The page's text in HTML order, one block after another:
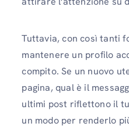
Tuttavia, con così tanti
mantenere un profilo
compito. Se un nuovo
pagina, qual è il
ultimi post riflettono il
un modo per renderlo